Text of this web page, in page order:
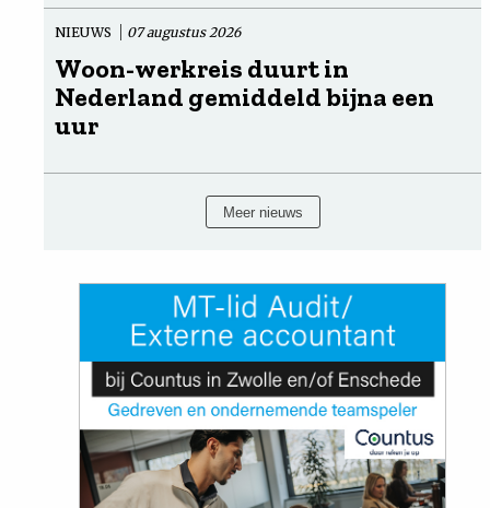
NIEUWS 07 augustus 2026
Woon-werkreis duurt in
Nederland gemiddeld bijna een
uur
Meer nieuws